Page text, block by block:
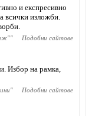
и експресивно
всички изложби.
" Подобни сайтове
Избор на рамка,
" Подобни сайтове